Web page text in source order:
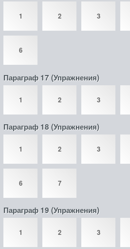
1 2 3
6
Параграф 17 (Упражнения)
1 2 3
Параграф 18 (Упражнения)
1 2 3
6 7
Параграф 19 (Упражнения)
1 2 3